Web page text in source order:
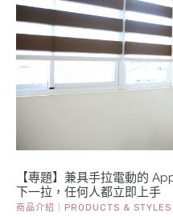
【專題】兼具手拉電動的
下一拉，任何人都立即上手
商品介紹｜PRODUCTS & STYLES